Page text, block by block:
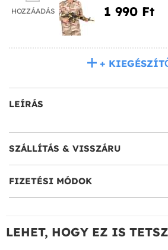
HOZZÁADÁS 1 990 Ft‎
+
LEÍRÁS
SZÁLLÍTÁS & VISSZÁRU
FIZETÉSI MÓDOK
LEHET, HOGY EZ IS